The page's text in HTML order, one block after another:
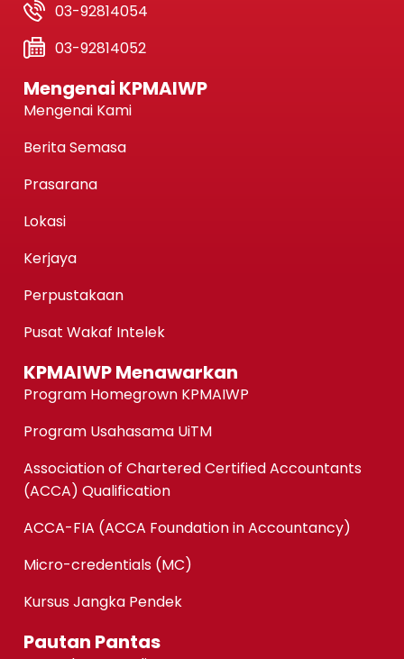
03-92814054
03-92814052
Mengenai KPMAIWP
Mengenai Kami
Berita Semasa
Prasarana
Lokasi
Kerjaya
Perpustakaan
Pusat Wakaf Intelek
KPMAIWP Menawarkan
Program Homegrown KPMAIWP
Program Usahasama UiTM
Association of Chartered Certified Accountants
(ACCA) Qualification
ACCA-FIA (ACCA Foundation in Accountancy)
Micro-credentials (MC)
Kursus Jangka Pendek
Pautan Pantas